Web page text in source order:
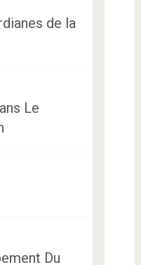
de la
Le
Du